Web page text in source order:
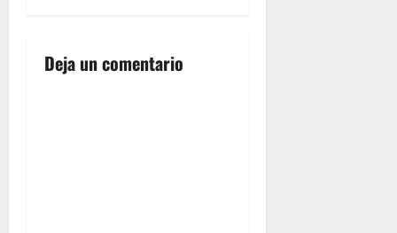
c
Deja un comentario